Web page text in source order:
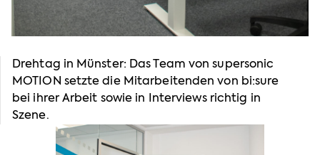
Drehtag in Münster: Das Team von supersonic
MOTION setzte die Mitarbeitenden von bi:sure
bei ihrer Arbeit sowie in Interviews richtig in
Szene.